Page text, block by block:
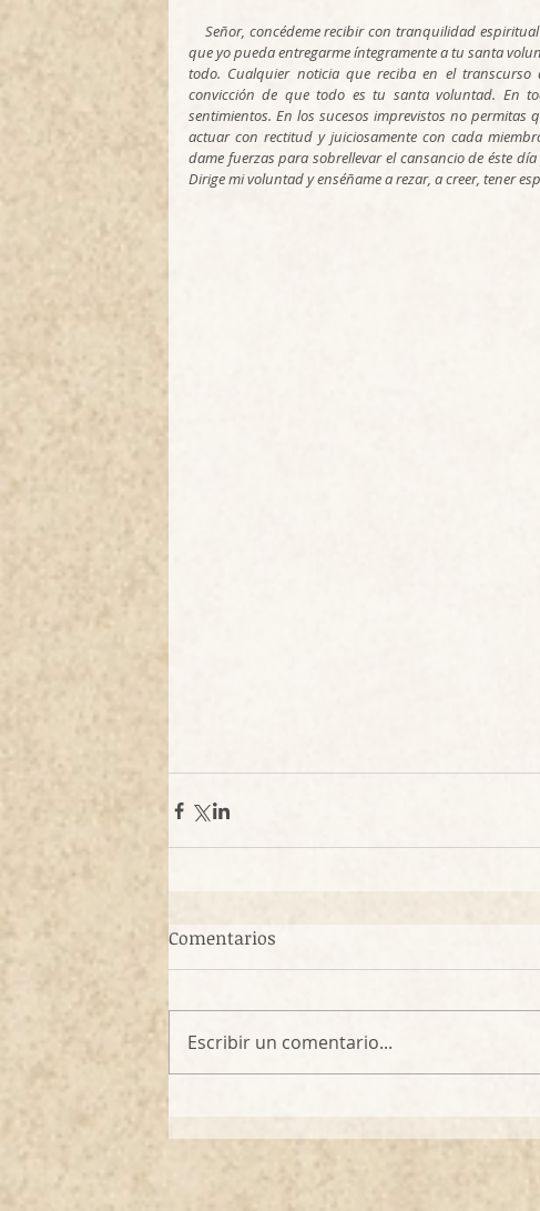
que yo pueda entregarme íntegramente a tu santa
todo. Cualquier noticia que reciba en el transcurso
convicción de que todo es tu santa voluntad. En
sentimientos. En los sucesos imprevistos no
actuar con rectitud y juiciosamente con cada
dame fuerzas para sobrellevar el cansancio de éste
Dirige mi voluntad y enséñame a rezar, a creer, tener
Comentarios
Escribir un comentario...